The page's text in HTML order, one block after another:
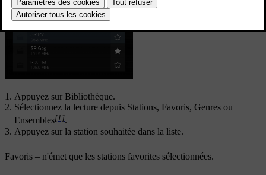
Appuyez sur Bibliothèque.
Sélectionnez la lecture depuis Stations, Favoris, Genres ou
Ensembles[1].
Appuyez sur la station souhaitée dans la liste.
Favoris – n'émet que les stations favorites sélectionnées.